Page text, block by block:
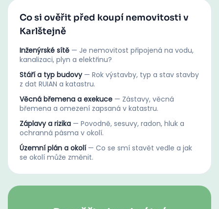
Co si ověřit před koupí nemovitosti v
Karlštejně
Inženýrské sítě — Je nemovitost připojená na vodu,
kanalizaci, plyn a elektřinu?
Stáří a typ budovy — Rok výstavby, typ a stav stavby
z dat RUIAN a katastru.
Věcná břemena a exekuce — Zástavy, věcná
břemena a omezení zapsaná v katastru.
Záplavy a rizika — Povodně, sesuvy, radon, hluk a
ochranná pásma v okolí.
Územní plán a okolí — Co se smí stavět vedle a jak
se okolí může změnit.